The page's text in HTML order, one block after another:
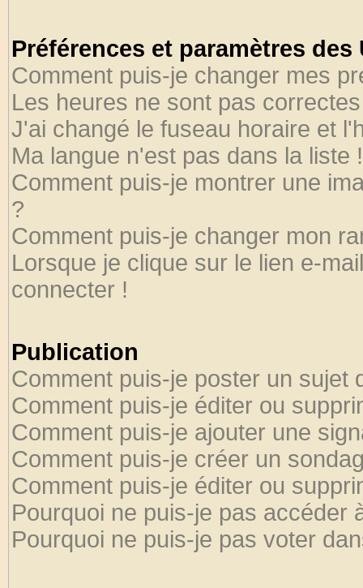
Préférences et paramètres
Comment puis-je changer mes
Les heures ne sont pas
J'ai changé le fuseau horaire et
Ma langue n'est pas dans la liste !
Comment puis-je montrer une
?
Comment puis-je changer mon
Lorsque je clique sur le lien e-
connecter !
Publication
Comment puis-je poster un sujet
Comment puis-je éditer ou
Comment puis-je ajouter une
Comment puis-je créer un
Comment puis-je éditer ou
Pourquoi ne puis-je pas accéder
Pourquoi ne puis-je pas voter